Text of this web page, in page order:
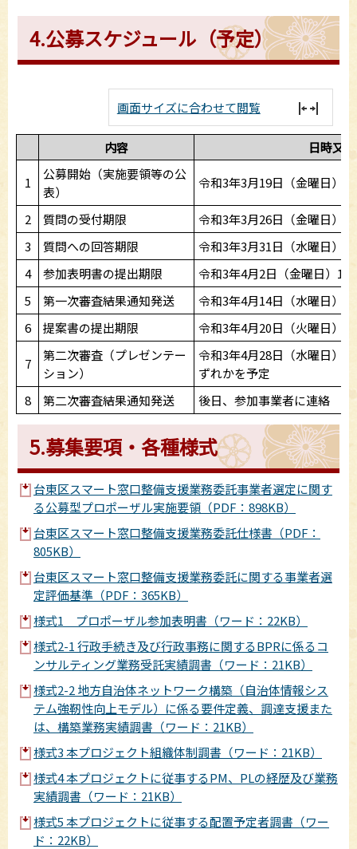
4.公募スケジュール（予定）
画面サイズに合わせて閲覧
内容 日時又
1
公募開始（実施要領等の公
表）
令和3年3月19日（金曜日）
2 質問の受付期限
令和3年3月26日（金曜日）
3
質問への回答期限
令和3年3月31日（水曜日）
4
参加表明書の提出期限
令和3年4月2日（金曜日）12
5
第一次審査結果通知発送
令和3年4月14日（水曜日）
6
提案書の提出期限 令和3年4月20日（火曜日）
7
第二次審査（プレゼンテー
ション）
令和3年4月28日（水曜日）
ずれかを予定
8
第二次審査結果通知発送 後日、参加事業者に連絡
5.募集要項・各種様式
台東区スマート窓口整備支援業務委託事業者選定に関す
る公募型プロポーザル実施要領（PDF：898KB）
台東区スマート窓口整備支援業務委託仕様書（PDF：
805KB）
台東区スマート窓口整備支援業務委託に関する事業者選
定評価基準（PDF：365KB）
様式1 プロポーザル参加表明書（ワード：22KB）
様式2-1 行政手続き及び行政事務に関するBPRに係るコ
ンサルティング業務受託実績調書（ワード：21KB）
様式2-2 地方自治体ネットワーク構築（自治体情報シス
テム強靭性向上モデル）に係る要件定義、調達支援また
は、構築業務実績調書（ワード：21KB）
様式3 本プロジェクト組織体制調書（ワード：21KB）
様式4 本プロジェクトに従事するPM、PLの経歴及び業務
実績調書（ワード：21KB）
様式5 本プロジェクトに従事する配置予定者調書（ワー
ド：22KB）